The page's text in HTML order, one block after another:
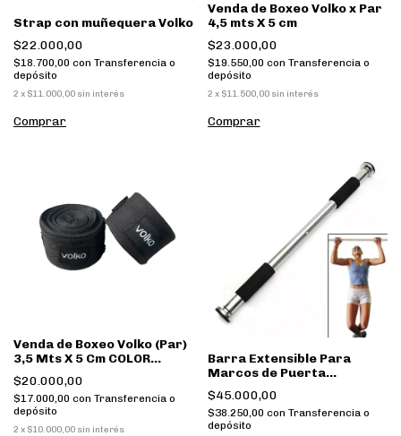
Strap con muñequera Volko
$22.000,00
$18.700,00 con Transferencia o
depósito
2 x $11.000,00 sin interés
Venda de Boxeo Volko x Par
4,5 mts X 5 cm
$23.000,00
$19.550,00 con Transferencia o
depósito
2 x $11.500,00 sin interés
Venda de Boxeo Volko (Par)
3,5 Mts X 5 Cm COLOR
NEGRO
$20.000,00
$17.000,00 con Transferencia o
depósito
2 x $10.000,00 sin interés
Barra Extensible Para
Marcos de Puerta
Powertech
$45.000,00
$38.250,00 con Transferencia o
depósito